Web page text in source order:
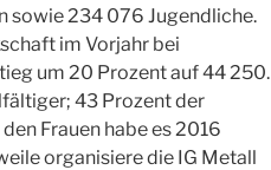
sowie 234 076 Jugendliche.
im Vorjahr bei
um 20 Prozent auf 44 250.
43 Prozent der
Frauen habe es 2016
organisiere die IG Metall